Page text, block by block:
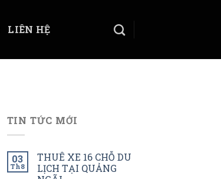
LIÊN HỆ
TIN TỨC MỚI
03
Th8
THUÊ XE 16 CHỖ DU
LỊCH TẠI QUẢNG